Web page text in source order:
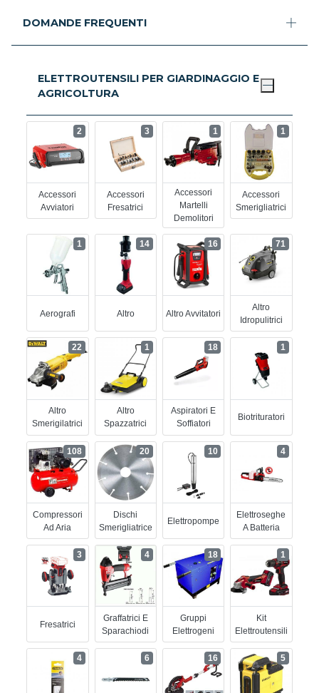
DOMANDE FREQUENTI
ELETTROUTENSILI PER GIARDINAGGIO E
AGRICOLTURA
Accessori
Avviatori
2
Accessori
Fresatrici
3
Accessori
Martelli
Demolitori
1
Accessori
Smerigliatrici
1
Aerografi
1
Altro
14
Altro Avvitatori
16
Altro
Idropulitrici
71
Altro
Smerigilatrici
22
Altro
Spazzatrici
1
Aspiratori E
Soffiatori
18
Biotrituratori
1
Compressori
Ad Aria
108
Dischi
Smerigliatrice
20
Elettropompe
10
Elettroseghe
A Batteria
4
Fresatrici
3
Graffatrici E
Sparachiodi
4
Gruppi
Elettrogeni
18
Kit
Elettroutensili
1
4 6 16 5